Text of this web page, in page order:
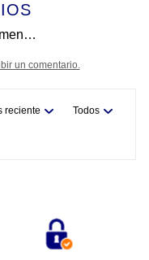
un comentario.
reciente Todos